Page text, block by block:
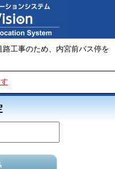
路工事のため、内宮前バス停を